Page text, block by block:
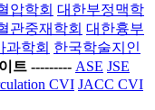
압학회 대한부정맥학
관중재학회 대한흉부
과학회 한국학술지인
트 --------- ASE JSE
CVI JACC CVI